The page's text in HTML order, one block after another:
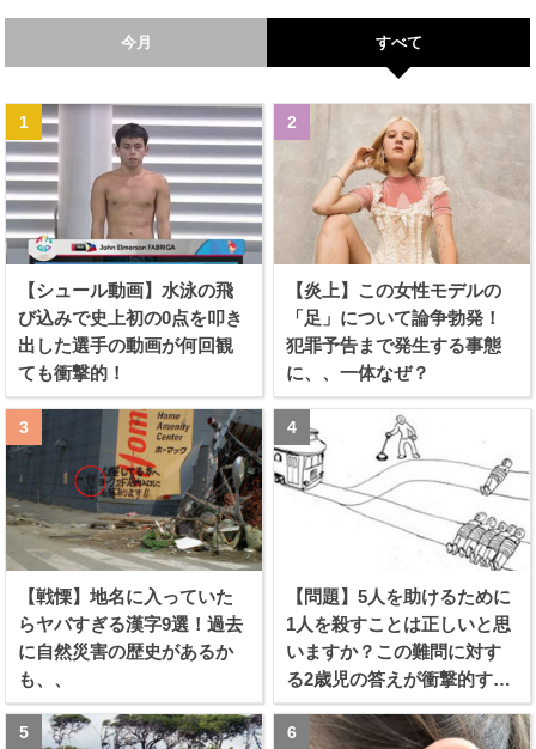
今月 すべて
【シュール動画】水泳の飛
び込みで史上初の0点を叩き
出した選手の動画が何回観
ても衝撃的！
【炎上】この女性モデルの
「足」について論争勃発！
犯罪予告まで発生する事態
に、、一体なぜ？
【戦慄】地名に入っていた
らヤバすぎる漢字9選！過去
に自然災害の歴史があるか
も、、
【問題】5人を助けるために
1人を殺すことは正しいと思
いますか？この難問に対す
る2歳児の答えが衝撃的すぎ
る！！